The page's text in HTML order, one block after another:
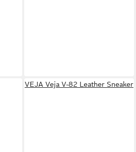
VEJA Veja V-82 Leather Sneaker